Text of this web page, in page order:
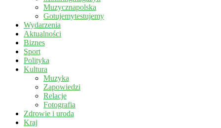
Muzycznapolska
Gotujemytestujemy
Wydarzenia
Aktualności
Biznes
Sport
Polityka
Kultura
Muzyka
Zapowiedzi
Relacje
Fotografia
Zdrowie i uroda
Kraj